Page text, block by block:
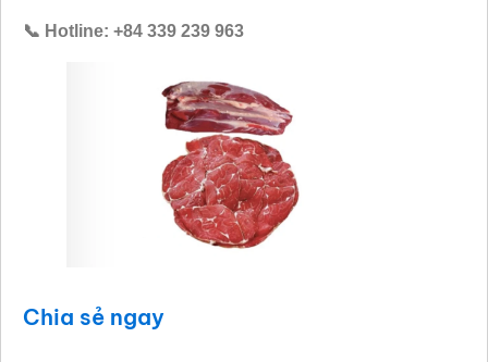
📞 Hotline: +84 339 239 963
Chia sẻ ngay